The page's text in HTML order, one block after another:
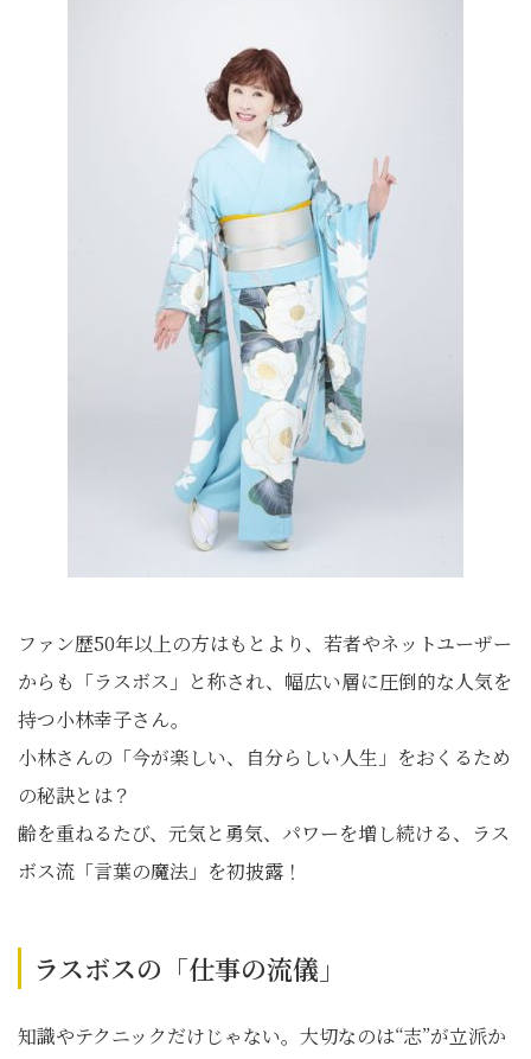
ファン歴50年以上の方はもとより、若者やネットユーザー
からも「ラスボス」と称され、幅広い層に圧倒的な人気を
持つ小林幸子さん。
小林さんの「今が楽しい、自分らしい人生」をおくるため
の秘訣とは？
齢を重ねるたび、元気と勇気、パワーを増し続ける、ラス
ボス流「言葉の魔法」を初披露！
ラスボスの「仕事の流儀」
知識やテクニックだけじゃない。大切なのは“志”が立派か